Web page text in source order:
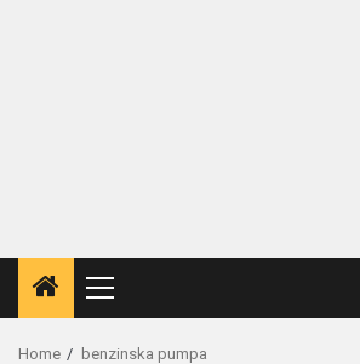
Primary
Menu
Home benzinska pumpa